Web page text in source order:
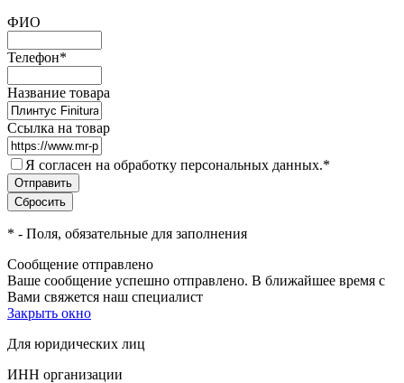
ФИО
Телефон*
Название товара
Ссылка на товар
Я согласен на обработку персональных данных.*
* - Поля, обязательные для заполнения
Сообщение отправлено
Ваше сообщение успешно отправлено. В ближайшее время с
Вами свяжется наш специалист
Закрыть окно
Для юридических лиц
ИНН организации